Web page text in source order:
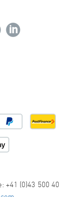
+41 (0)43 500 40